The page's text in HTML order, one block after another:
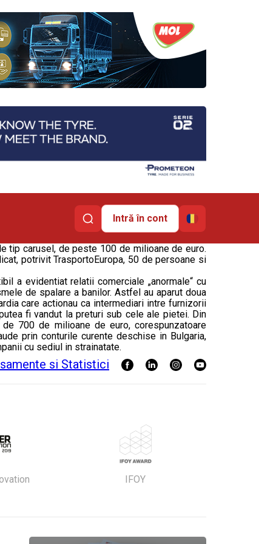
Intră în cont
tip carusel, de peste 100 de milioane de euro.
potrivit TrasportoEuropa, 50 de persoane si
a evidentiat relatii comerciale „anormale“ cu
de spalare a banilor. Astfel au aparut doua
care actionau ca intermediari intre furnizorii
fi vandut la preturi sub cele ale pietei. Din
700 de milioane de euro, corespunzatoare
prin conturile curente deschise in Bulgaria,
cu sediul in strainatate.
IFOY